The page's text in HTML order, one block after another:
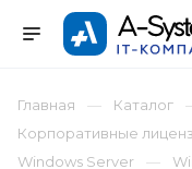
Главная
Каталог
Корпоративные
Windows Server